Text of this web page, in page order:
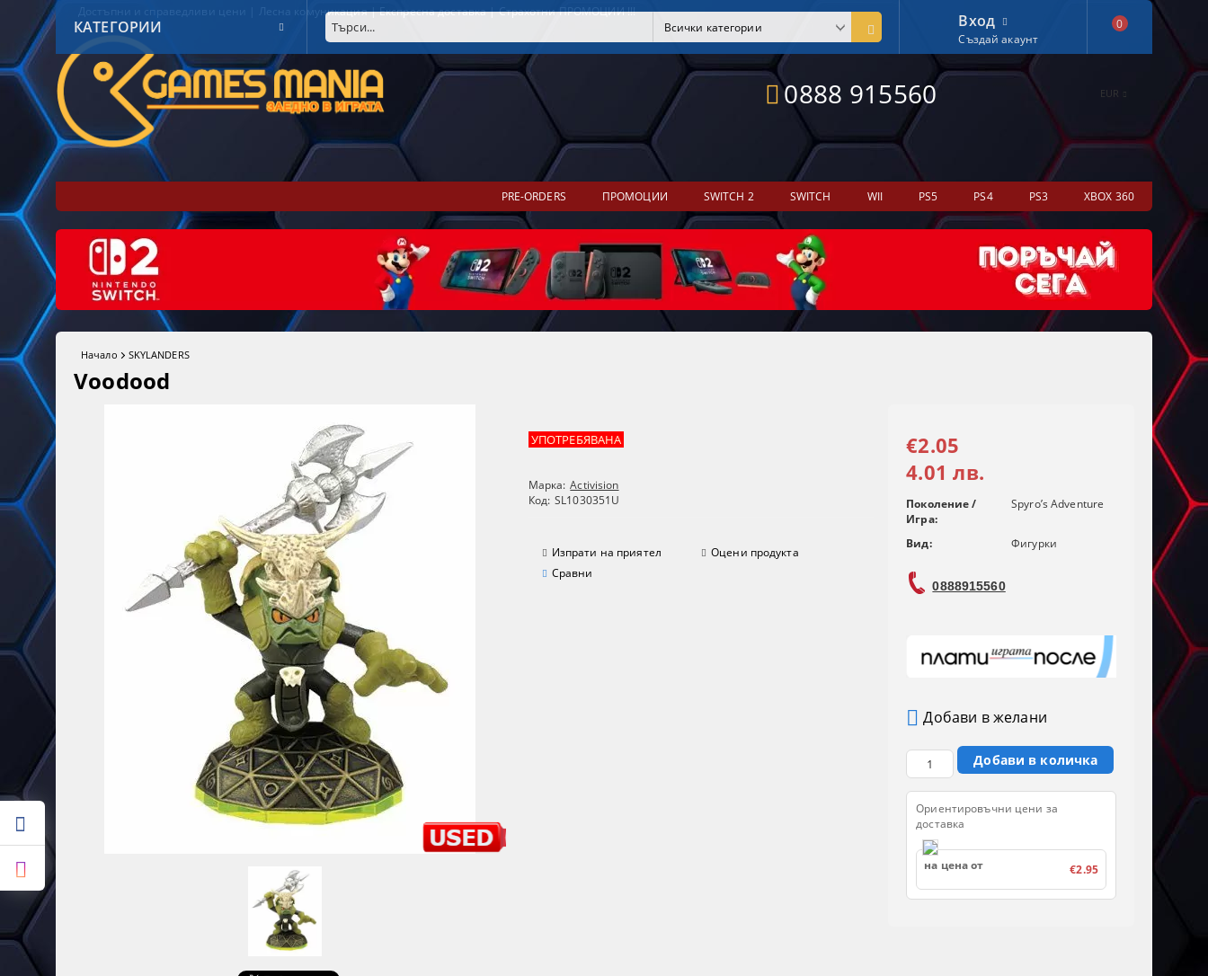
Достъпни и справедливи цени | Лесна комуникация | Експресна доставка | Страхотни ПРОМОЦИИ !!!
0888 915560 EUR
КАТЕГОРИИ Вход
Създай акаунт
0
PRE-ORDERS ПРОМОЦИИ SWITCH 2 SWITCH WII PS5 PS4 PS3 XBOX 360
Начало SKYLANDERS
Voodood
УПОТРЕБЯВАНА
Марка: Activision
Код: SL1030351U
Изпрати на приятел
Оцени продукта
Сравни
€2.05
4.01 лв.
Поколение /
Игра:
Spyro’s Adventure
Вид: Фигурки
0888915560
Добави в желани
Ориентировъчни цени за
доставка
на цена от €2.95